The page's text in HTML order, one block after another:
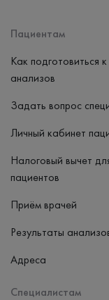
Пациентам
Как подготовиться
анализов
Задать вопрос
Личный кабинет
Налоговый вычет
пациентов
Приём врачей
Результаты
Адреса
Специалистам